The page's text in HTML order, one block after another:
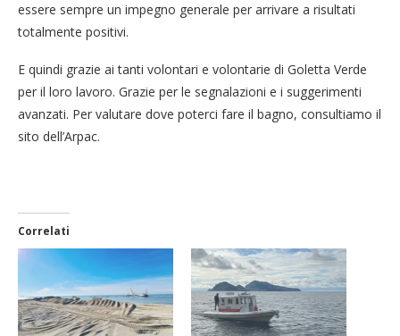
essere sempre un impegno generale per arrivare a risultati
totalmente positivi.
E quindi grazie ai tanti volontari e volontarie di Goletta Verde
per il loro lavoro. Grazie per le segnalazioni e i suggerimenti
avanzati. Per valutare dove poterci fare il bagno, consultiamo il
sito dell’Arpac.
Correlati